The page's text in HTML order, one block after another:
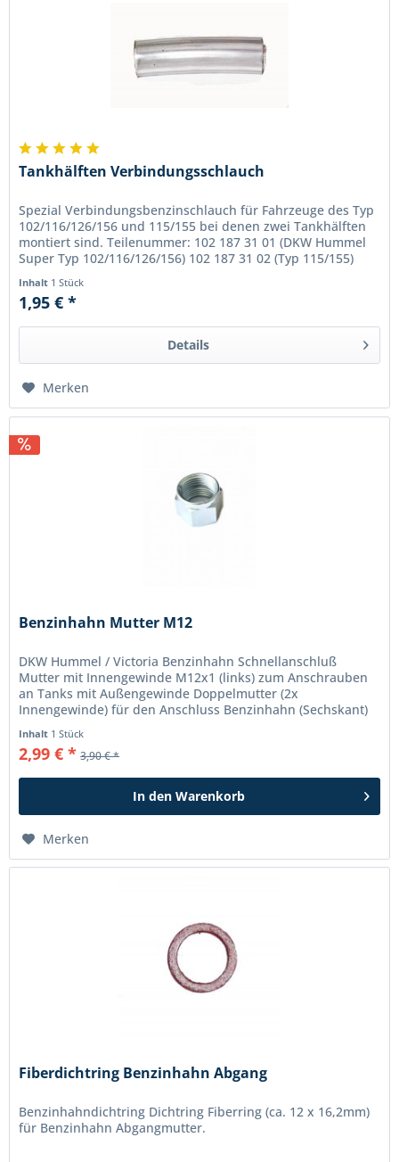
Tankhälften Verbindungsschlauch
Spezial Verbindungsbenzinschlauch für Fahrzeuge des Typ
102/116/126/156 und 115/155 bei denen zwei Tankhälften
montiert sind. Teilenummer: 102 187 31 01 (DKW Hummel
Super Typ 102/116/126/156) 102 187 31 02 (Typ 115/155)
Inhalt 1 Stück
1,95 € *
Details
Merken
Benzinhahn Mutter M12
DKW Hummel / Victoria Benzinhahn Schnellanschluß
Mutter mit Innengewinde M12x1 (links) zum Anschrauben
an Tanks mit Außengewinde Doppelmutter (2x
Innengewinde) für den Anschluss Benzinhahn (Sechskant)
Inhalt 1 Stück
2,99 € * 3,90 € *
In den Warenkorb
Merken
Fiberdichtring Benzinhahn Abgang
Benzinhahndichtring Dichtring Fiberring (ca. 12 x 16,2mm)
für Benzinhahn Abgangmutter.